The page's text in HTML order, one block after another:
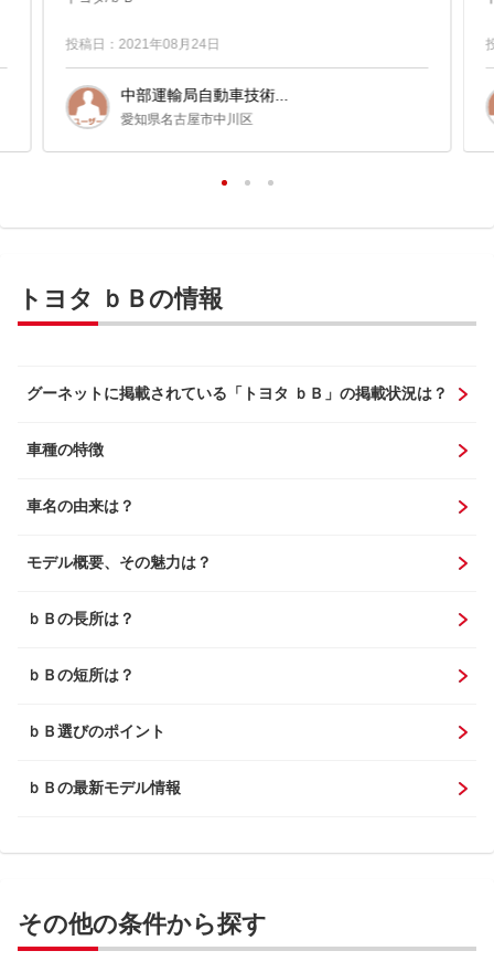
投稿日：2021年08月24日
中部運輸局自動車技術...
愛知県名古屋市中川区
トヨタ ｂＢの情報
グーネットに掲載されている「トヨタ ｂＢ」の掲載状況は？
車種の特徴
車名の由来は？
モデル概要、その魅力は？
ｂＢの長所は？
ｂＢの短所は？
ｂＢ選びのポイント
ｂＢの最新モデル情報
その他の条件から探す